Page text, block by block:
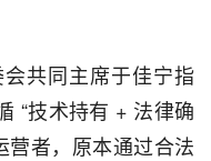
共同主席于佳宁指
“技术持有 + 法律确
营者，原本通过合法